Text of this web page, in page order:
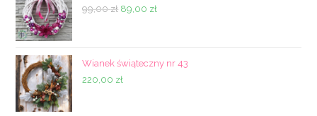
99,00zł Pierwotna
99,00 zł.
89,00 złAktualna
89,00 zł.
Wianek świąteczny nr 43
220,00 zł